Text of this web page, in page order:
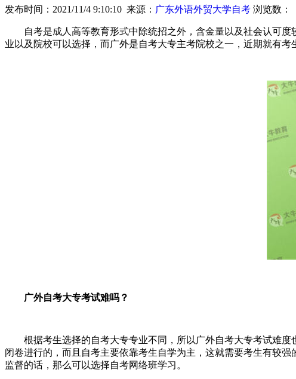
发布时间：2021/11/4 9:10:10 来源： 广东外语外贸大学自考 浏览数：
自考是成人高等教育形式中除统招之外，含金量以及社会认可
业以及院校可以选择，而广外是自考大专主考院校之一，近期就有考
广外自考大专考试难吗？
根据考生选择的自考大专专业不同，所以广外自考大专考试难
闭卷进行的，而且自考主要依靠考生自学为主，这就需要考生有较
监督的话，那么可以选择自考网络班学习。